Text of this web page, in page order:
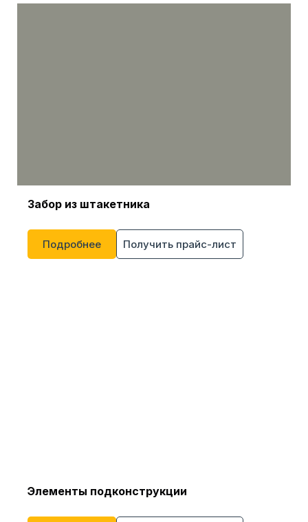
Забор из штакетника
Подробнее Получить прайс-лист
Элементы подконструкции